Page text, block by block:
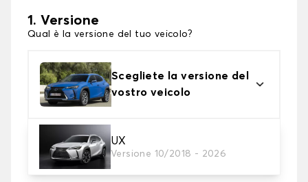
1. Versione
Qual è la versione del tuo veicolo?
Scegliete la versione del
vostro veicolo
UX
Versione 10/2018 - 2026
2. Finitura a calza
Scegli le calze da neve adatte alle tue necessità